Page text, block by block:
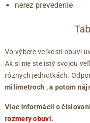
nerez prevedenie
Vo výbere veľkosti obuvi
Ak si nie ste istý svojou
rôznych jednotkách.
milimetroch , a potom
Viac informácií o
rozmery obuvi.